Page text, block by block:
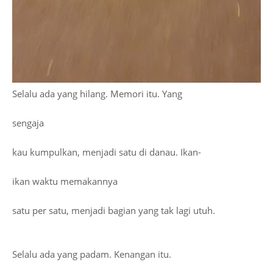
Selalu ada yang hilang. Memori itu. Yang
sengaja
kau kumpulkan, menjadi satu di danau. Ikan-
ikan waktu memakannya
satu per satu, menjadi bagian yang tak lagi utuh.
Selalu ada yang padam. Kenangan itu.